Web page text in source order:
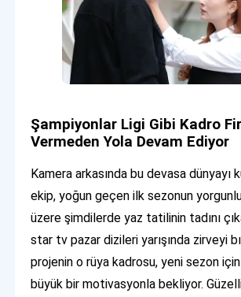
Şampiyonlar Ligi Gibi Kadro
Vermeden Yola Devam Ediyor
Kamera arkasında bu devasa dünyayı
ekip, yoğun geçen ilk sezonun
üzere şimdilerde yaz tatilinin tadını
star tv pazar dizileri yarışında zirveyi
projenin o rüya kadrosu, yeni sezon
büyük bir motivasyonla bekliyor.